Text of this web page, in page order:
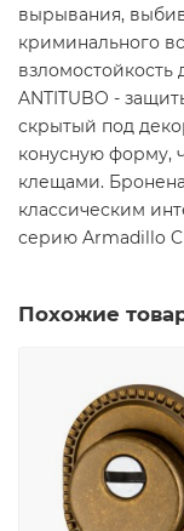
вырывания,
криминального
взломостойкость
ANTITUBO -
скрытый под
конусную форму,
клещами.
классическим
серию Armadillo
Похожие